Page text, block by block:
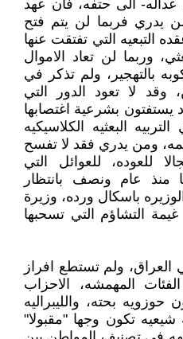
الى حتفه، فان عهد
يدري فربما لن يتم فتح
التبعيه التي تفتقت عنها
وربما لن تعاد الاموال
بالتهجير، ولم تذكر في
وقد لا تعود الدور التي
بشرعية اغتصابها
البعثيه الكلاسيكيه
ومن يدري فقد لا تفسح
للعوده، للعوائل التي
منذ عام ونصف بانتظار
باسكال ورده، وزيرة
التشاؤم التي تسحبها
ولم تستطع افراز
المهمشه، الاحزاب
حوزويه بحته، والليبراليه
تكون وجها "مقبولا"